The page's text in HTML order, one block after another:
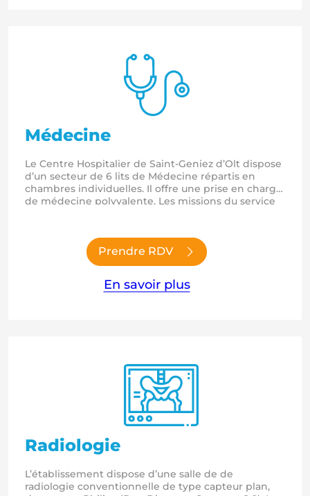
Médecine
Le Centre Hospitalier de Saint-Geniez d’Olt dispose
d’un secteur de 6 lits de Médecine répartis en
chambres individuelles. Il offre une prise en charge
de médecine polyvalente. Les missions du service
souffrant d’épisodes aigus de pathologies
chroniques, spécifiques et ou…
Prendre RDV
En savoir plus
Radiologie
L’établissement dispose d’une salle de de
radiologie conventionnelle de type capteur plan,